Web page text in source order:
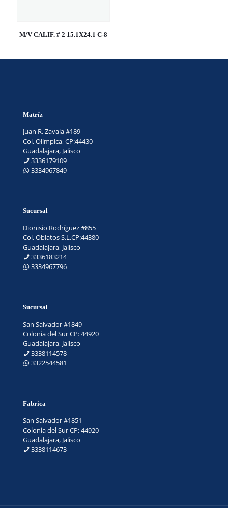
M/V CALIF. # 2 15.1X24.1 C-8
Matríz
Juan R. Zavala #189
Col. Olímpica, CP:44430
Guadalajara, Jalisco
3336179109
3334967849
Sucursal
Dionisio Rodríguez #855
Col. Oblatos S.L.CP:44380
Guadalajara, Jalisco
3336183214
3334967796
Sucursal
San Salvador #1849
Colonia del Sur CP: 44920
Guadalajara, Jalisco
3338114578
3322544581
Fabrica
San Salvador #1851
Colonia del Sur CP: 44920
Guadalajara, Jalisco
3338114673